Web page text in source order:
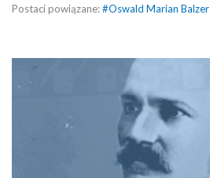
Postaci powiązane:#Oswald Marian Balzer